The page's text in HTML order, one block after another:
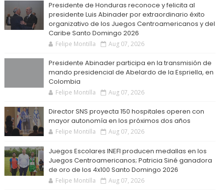
Presidente de Honduras reconoce y felicita al
presidente Luis Abinader por extraordinario éxito
organizativo de los Juegos Centroamericanos y del
Caribe Santo Domingo 2026
Felipe Montilla Aug 07, 2026
Presidente Abinader participa en la transmisión de
mando presidencial de Abelardo de la Espriella, en
Colombia
Felipe Montilla Aug 07, 2026
Director SNS proyecta 150 hospitales operen con
mayor autonomía en los próximos dos años
Felipe Montilla Aug 07, 2026
Juegos Escolares INEFI producen medallas en los
Juegos Centroamericanos; Patricia Siné ganadora
de oro de los 4x100 Santo Domingo 2026
Felipe Montilla Aug 07, 2026